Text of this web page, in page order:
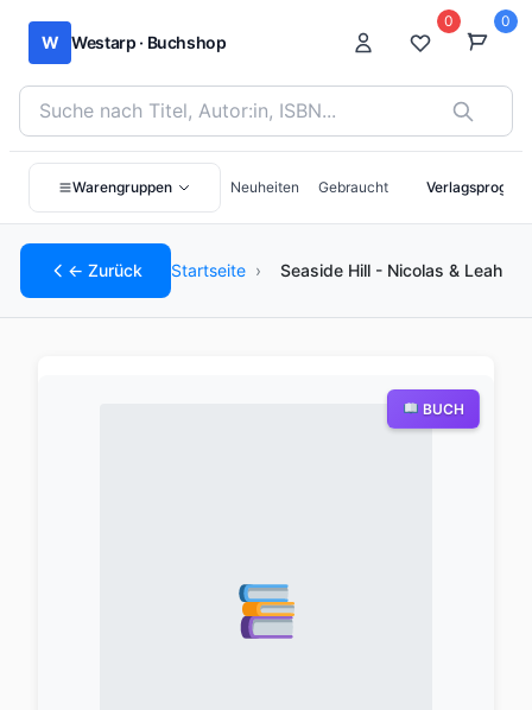
W Westarp · Buchshop
Bücher suchen nach Titel, Autor:in oder ISBN
0 0
Warengruppen Neuheiten Gebraucht
← Zurück Startseite › Seaside Hill - Nicolas & Leah
BUCH